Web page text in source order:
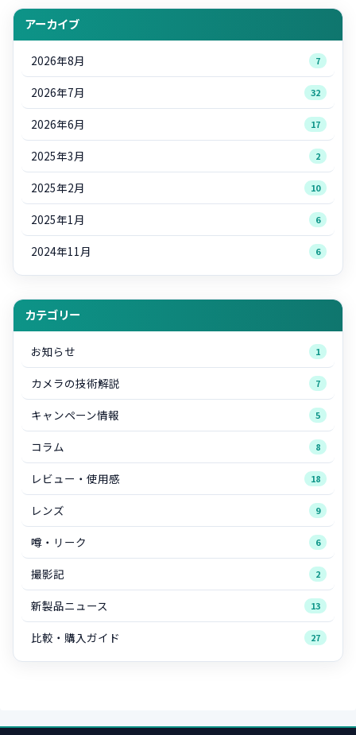
アーカイブ
2026年8月 7
2026年7月 32
2026年6月 17
2025年3月 2
2025年2月 10
2025年1月 6
2024年11月 6
カテゴリー
お知らせ 1
カメラの技術解説 7
キャンペーン情報 5
コラム 8
レビュー・使用感 18
レンズ 9
噂・リーク 6
撮影記 2
新製品ニュース 13
比較・購入ガイド 27